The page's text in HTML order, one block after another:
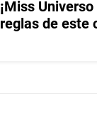
¡Miss
reglas de este